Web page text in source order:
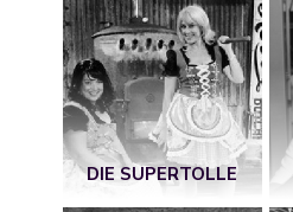
DIE SUPERTOLLE